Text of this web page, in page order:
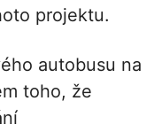
projektu.
autobusu na
toho, že